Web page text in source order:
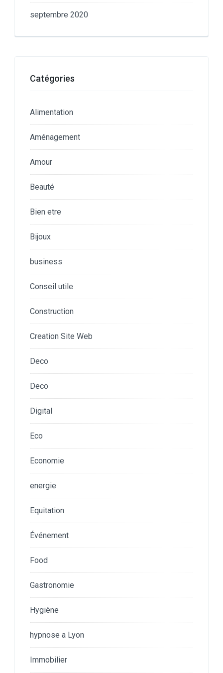
septembre 2020
Catégories
Alimentation
Aménagement
Amour
Beauté
Bien etre
Bijoux
business
Conseil utile
Construction
Creation Site Web
Deco
Deco
Digital
Eco
Economie
energie
Equitation
Événement
Food
Gastronomie
Hygiène
hypnose a Lyon
Immobilier